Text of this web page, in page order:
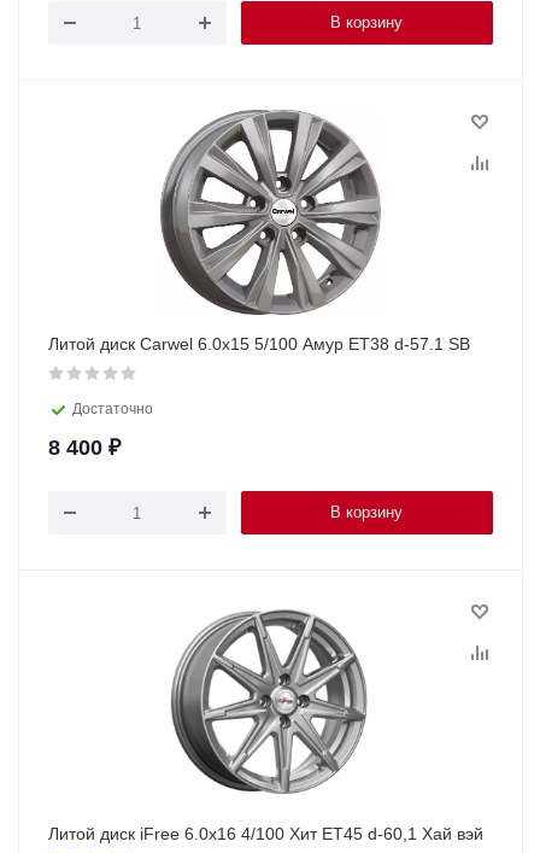
В корзину
Литой диск Carwel 6.0x15 5/100 Амур ET38 d-57.1 SB
Достаточно
8 400 ₽
В корзину
Литой диск iFree 6.0х16 4/100 Хит ET45 d-60,1 Хай вэй